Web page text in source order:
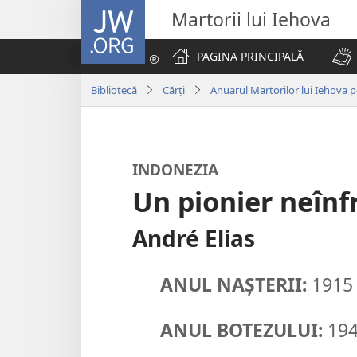
JW.ORG Martorii lui Iehova
PAGINA PRINCIPALĂ
Bibliotecă Cărți Anuarul Martorilor lui Iehova
INDONEZIA
Un pionier
André Elias
ANUL NAȘTERII: 1915
ANUL BOTEZULUI: